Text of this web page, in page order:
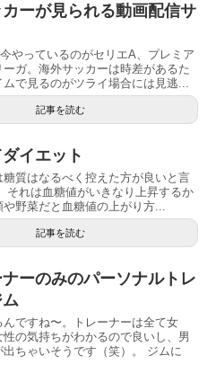
ーが見られる動画配信サ
やっているのがセリエA、プレミア
ーガ。海外サッカーは時差があるた
で見るのがツライ場合には見逃...
記事を読む
イエット
糖質はなるべく控えた方が良いと言
それは血糖値がいきなり上昇するか
野菜だと血糖値の上がり方...
記事を読む
ーのみのパーソナルトレ
んですね〜。トレーナーは全て女
の気持ちがわかるので良いし、男
ちゃいそうです（笑）。 ジムに